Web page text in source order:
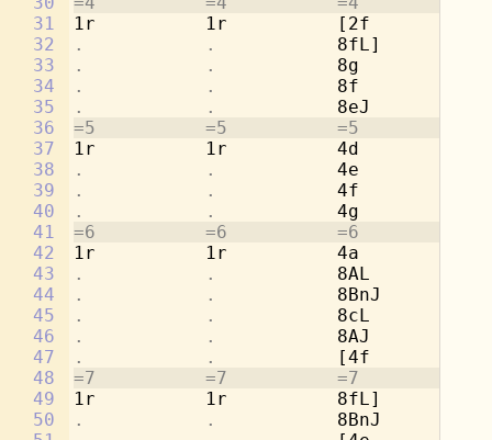
31
32
33
34
35
36
37
38
39
40
41
42
43
44
45
46
47
48
49
50
1r          1r          [2f         1r
.           . 8fL]
.           . 8g
.           . 8f
.           . 8eJ
=5          =5          =5          =5
1r          1r          4d          2a
.           . 4e
.           . 4f
.           . 4g
=6          =6          =6          =6
1r          1r          4a
.           . 8AL
.           . 8BnJ
.           . 8cL         2a
.           . 8AJ
.           .
[4f
=7          =7          =7          =7
1r          1r          8fL]
.           . 8BnJ